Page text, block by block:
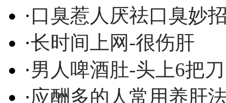
·口臭惹人厌祛口臭妙
·长时间上网-很伤肝
·男人啤酒肚-头上6把刀
·应酬多的人常用养肝